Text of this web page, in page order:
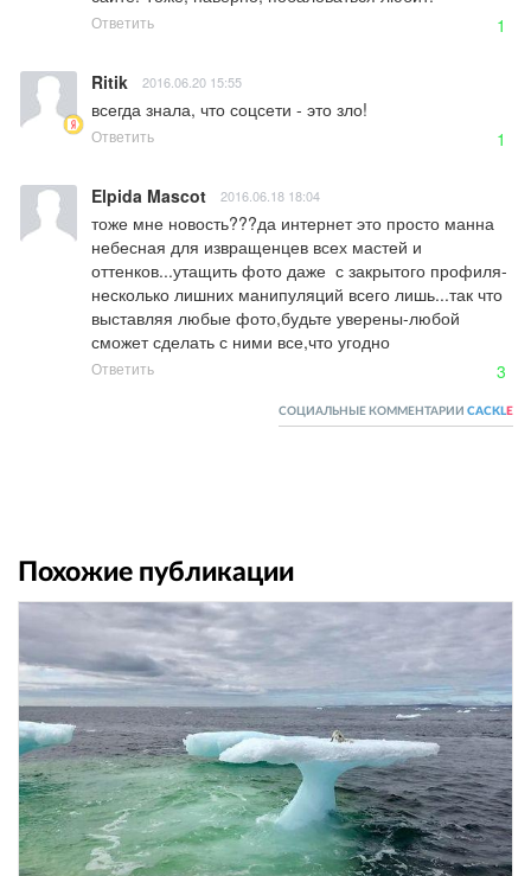
Ответить 1
Ritik 2016.06.20 15:55
всегда знала, что соцсети - это зло!
Ответить 1
Elpida Mascot 2016.06.18 18:04
тоже мне новость???да интернет это просто манна
небесная для извращенцев всех мастей и
оттенков...утащить фото даже  с закрытого профиля-
несколько лишних манипуляций всего лишь...так что
выставляя любые фото,будьте уверены-любой
сможет сделать с ними все,что угодно
Ответить 3
СОЦИАЛЬНЫЕ КОММЕНТАРИИ CACKL E
Похожие публикации